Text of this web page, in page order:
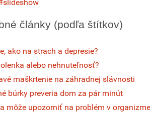
slideshow
články (podľa štítkov)
ako na strach a depresie?
alebo nehnuteľnosť?
maškrtenie na záhradnej slávnosti
búrky preveria dom za pár minút
môže upozorniť na problém v organizme